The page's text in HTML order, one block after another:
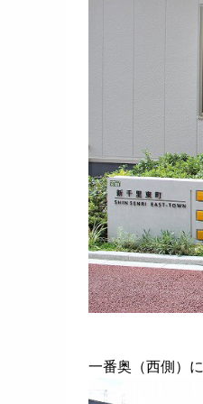
一番奥（西側）